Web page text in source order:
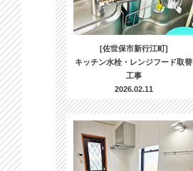
[佐世保市新行江町]
キッチン水栓・レンジフード取替
工事
2026.02.11